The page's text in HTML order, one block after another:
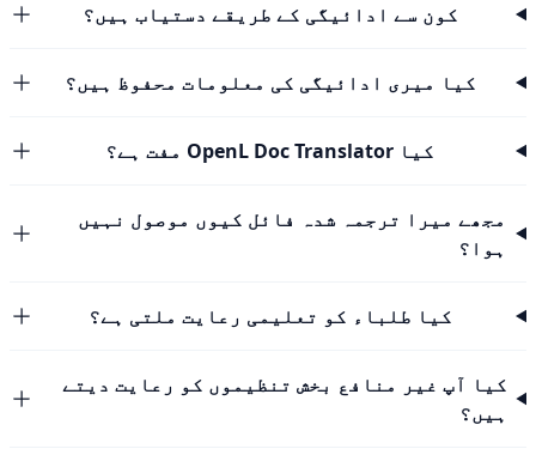
کون سے ادائیگی کے طریقے دستیاب ہیں؟
کیا میری ادائیگی کی معلومات محفوظ ہیں؟
کیا OpenL Doc Translator مفت ہے؟
مجھے میرا ترجمہ شدہ فائل کیوں موصول نہیں
ہوا؟
کیا طلباء کو تعلیمی رعایت ملتی ہے؟
کیا آپ غیر منافع بخش تنظیموں کو رعایت دیتے
ہیں؟